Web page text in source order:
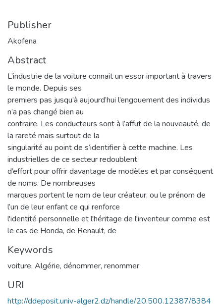
Publisher
Akofena
Abstract
L’industrie de la voiture connait un essor important à travers
le monde. Depuis ses
premiers pas jusqu’à aujourd’hui l’engouement des individus
n’a pas changé bien au
contraire. Les conducteurs sont à l’affut de la nouveauté, de
la rareté mais surtout de la
singularité au point de s’identifier à cette machine. Les
industrielles de ce secteur redoublent
d’effort pour offrir davantage de modèles et par conséquent
de noms. De nombreuses
marques portent le nom de leur créateur, ou le prénom de
l’un de leur enfant ce qui renforce
l'identité personnelle et l'héritage de l'inventeur comme est
le cas de Honda, de Renault, de
Keywords
voiture, Algérie, dénommer, renommer
URI
http://ddeposit.univ-alger2.dz/handle/20.500.12387/8384